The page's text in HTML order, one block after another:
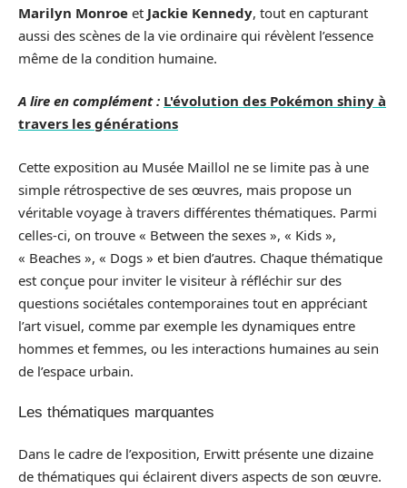
Marilyn Monroe et Jackie Kennedy, tout en capturant
aussi des scènes de la vie ordinaire qui révèlent l’essence
même de la condition humaine.
A lire en complément : L'évolution des Pokémon shiny à
travers les générations
Cette exposition au Musée Maillol ne se limite pas à une
simple rétrospective de ses œuvres, mais propose un
véritable voyage à travers différentes thématiques. Parmi
celles-ci, on trouve « Between the sexes », « Kids »,
« Beaches », « Dogs » et bien d’autres. Chaque thématique
est conçue pour inviter le visiteur à réfléchir sur des
questions sociétales contemporaines tout en appréciant
l’art visuel, comme par exemple les dynamiques entre
hommes et femmes, ou les interactions humaines au sein
de l’espace urbain.
Les thématiques marquantes
Dans le cadre de l’exposition, Erwitt présente une dizaine
de thématiques qui éclairent divers aspects de son œuvre.